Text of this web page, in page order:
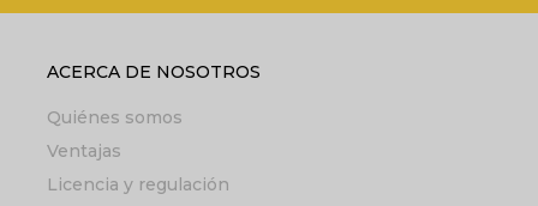
ACERCA DE NOSOTROS
Quiénes somos
Ventajas
Licencia y regulación